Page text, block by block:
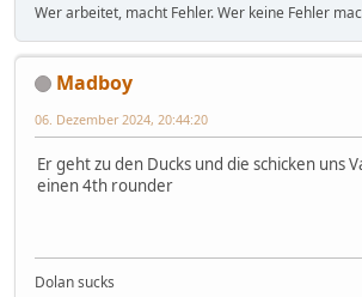
Wer arbeitet, macht Fehler. Wer keine Fehler
Madboy
06. Dezember 2024, 20:44:20
Er geht zu den Ducks und die schicken uns
einen 4th rounder
Dolan sucks